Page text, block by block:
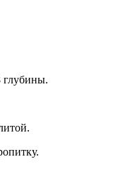
глубины.